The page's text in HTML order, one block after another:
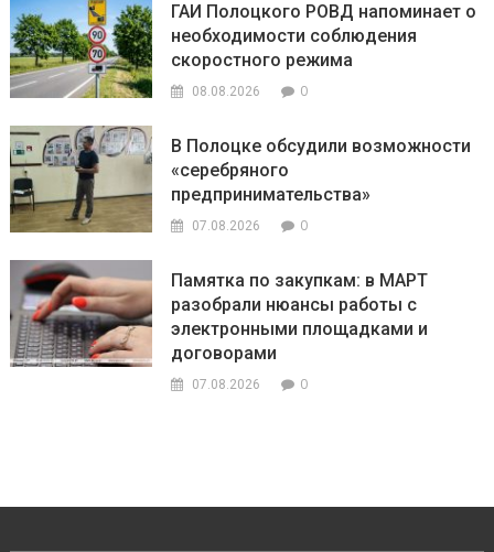
ГАИ Полоцкого РОВД напоминает о
необходимости соблюдения
скоростного режима
08.08.2026 0
В Полоцке обсудили возможности
«серебряного
предпринимательства»
07.08.2026 0
Памятка по закупкам: в МАРТ
разобрали нюансы работы с
электронными площадками и
договорами
07.08.2026 0